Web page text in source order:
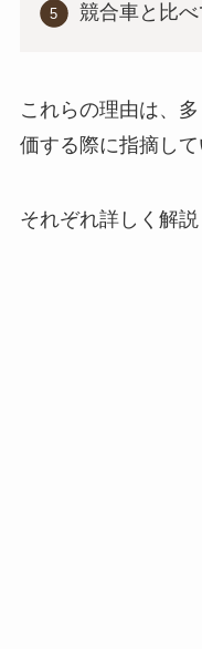
競合車と比
これらの理由は、
価する際に指摘して
それぞれ詳しく解説